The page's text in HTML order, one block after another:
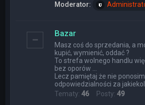
Moderator:
Bazar
Masz coś do sprzedania, a
kupić, wymienić, oddać ?
To strefa wolnego handlu
bez oporów ...
Lecz pamiętaj że nie
odpowiedzialności za
Tematy:46 Posty:49